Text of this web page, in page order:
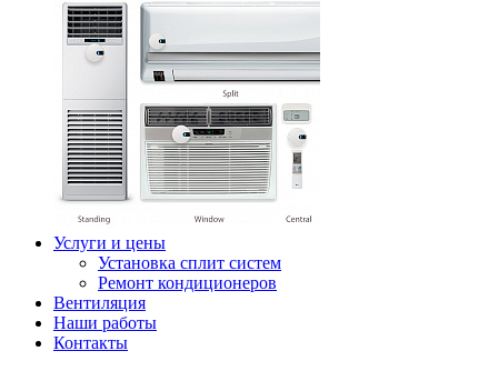
Услуги и цены
Установка сплит систем
Ремонт кондиционеров
Вентиляция
Наши работы
Контакты